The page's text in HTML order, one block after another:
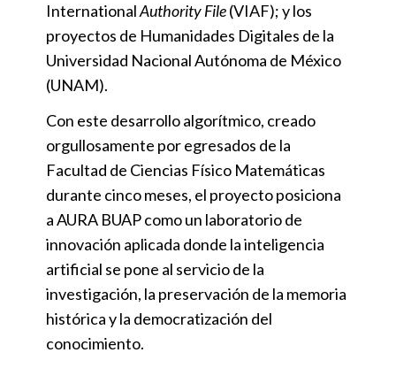
InternationalAuthority File(VIAF); y los
proyectos de Humanidades Digitales de la
Universidad Nacional Autónoma de México
(UNAM).
Con este desarrollo algorítmico, creado
orgullosamente por egresados de la
Facultad de Ciencias Físico Matemáticas
durante cinco meses, el proyecto posiciona
a AURA BUAP como un laboratorio de
innovación aplicada donde la inteligencia
artificial se pone al servicio de la
investigación, la preservación de la memoria
histórica y la democratización del
conocimiento.